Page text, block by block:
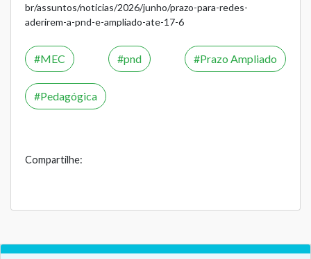
br/assuntos/noticias/2026/junho/prazo-para-redes-
aderirem-a-pnd-e-ampliado-ate-17-6
MEC pnd Prazo Ampliado
Pedagógica
Compartilhe: